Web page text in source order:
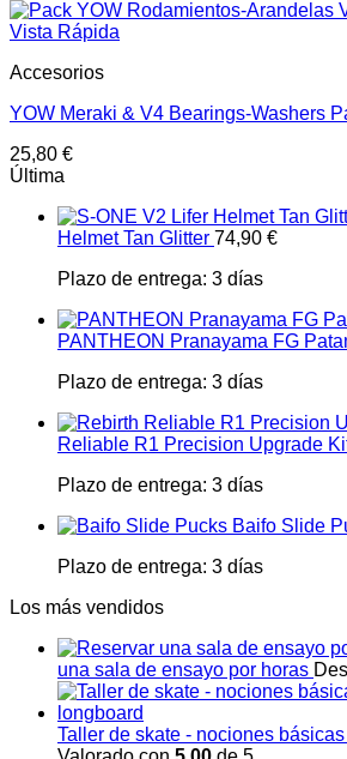
Vista Rápida
Accesorios
YOW Meraki & V4 Bearings-Washers
25,80 €
Última
Helmet Tan Glitter 74,90 €
Plazo de entrega: 3 días
PANTHEON Pranayama FG
Plazo de entrega: 3 días
Reliable R1 Precision Upgrade
Plazo de entrega: 3 días
Baifo Slide
Plazo de entrega: 3 días
Los más vendidos
una sala de ensayo por horas
Taller de skate - nociones